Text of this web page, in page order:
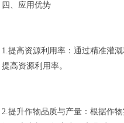
四、应用优势
1.提高资源利用率：通过精准灌
提高资源利用率。
2.提升作物品质与产量：根据作